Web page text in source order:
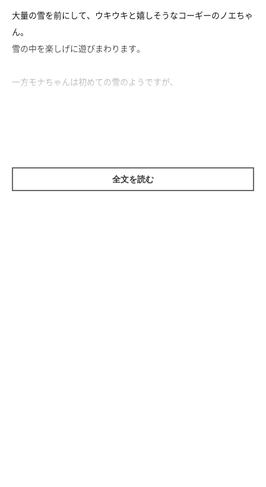
大量の雪を前にして、ウキウキと嬉しそうなコーギーのノエちゃ
ん。
雪の中を楽しげに遊びまわります。
一方モナちゃんは初めての雪のようですが、
かけまわる姿が愛らしすぎるモナちゃんなのでした。
全文を読む